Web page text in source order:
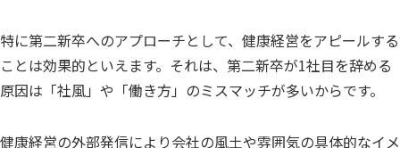
特に第二新卒へのアプローチとして、健康経営をアピールする
ことは効果的といえます。それは、第二新卒が1社目を辞める
原因は「社風」や「働き方」のミスマッチが多いからです。
健康経営の外部発信により会社の風土や雰囲気の具体的なイメ